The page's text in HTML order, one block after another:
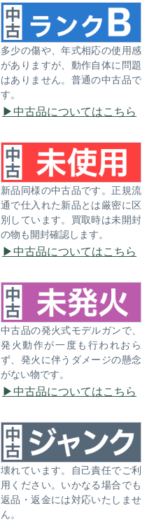
多少の傷や、年式相応の使用感
がありますが、動作自体に問題
はありません。普通の中古品で
す。
中古品についてはこちら
新品同様の中古品です。正規流
通で仕入れた新品とは厳密に区
別しています。買取時は未開封
の物も開封確認します。
中古品についてはこちら
中古品の発火式モデルガンで、
発火動作が一度も行われおら
ず、発火に伴うダメージの懸念
がない物です。
中古品についてはこちら
壊れています。自己責任でご利
用ください。いかなる場合でも
返品・返金には対応いたしませ
ん。